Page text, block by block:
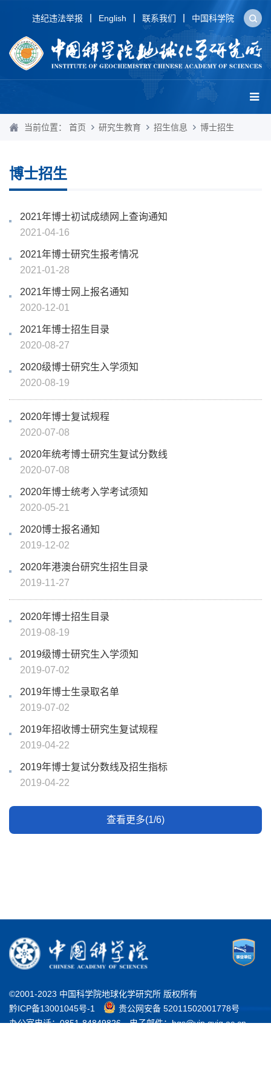
违纪违法举报 English 联系我们 中国科学院
当前位置： 首页 研究生教育 招生信息 博士招生
博士招生
2021年博士初试成绩网上查询通知
2021-04-16
2021年博士研究生报考情况
2021-01-28
2021年博士网上报名通知
2020-12-01
2021年博士招生目录
2020-08-27
2020级博士研究生入学须知
2020-08-19
2020年博士复试规程
2020-07-08
2020年统考博士研究生复试分数线
2020-07-08
2020年博士统考入学考试须知
2020-05-21
2020博士报名通知
2019-12-02
2020年港澳台研究生招生目录
2019-11-27
2020年博士招生目录
2019-08-19
2019级博士研究生入学须知
2019-07-02
2019年博士生录取名单
2019-07-02
2019年招收博士研究生复试规程
2019-04-22
2019年博士复试分数线及招生指标
2019-04-22
查看更多(1/6)
©2001-2023 中国科学院地球化学研究所 版权所有
黔ICP备13001045号-1
贵公网安备 52011502001778号
办公室电话：0851-84849826
电子邮件：bgs@vip.gyig.ac.cn